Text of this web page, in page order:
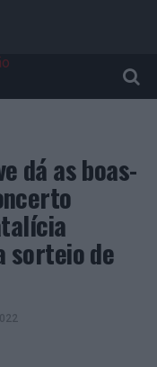
dá as boas-
sorteio de